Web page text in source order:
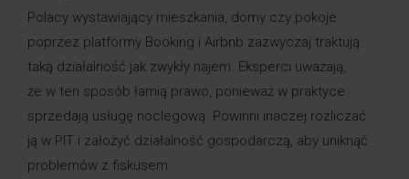
Polacy wystawiający mieszkania, domy czy pokoje
poprzez platformy Booking i Airbnb zazwyczaj traktują
taką działalność jak zwykły najem. Eksperci uważają,
że w ten sposób łamią prawo, ponieważ w praktyce
sprzedają usługę noclegową. Powinni inaczej rozliczać
ją w PIT i założyć działalność gospodarczą, aby uniknąć
problemów z fiskusem.